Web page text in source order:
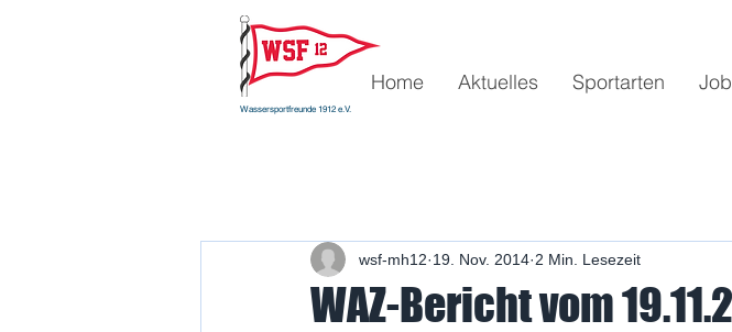
Home Aktuelles Sportarten
Wassersportfreunde 1912 e.V.
WAZ-Bericht vom
wsf-mh12 19. Nov. 2014 2 Min. Lesezeit